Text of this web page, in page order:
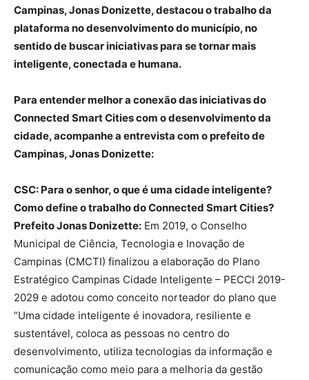
Campinas, Jonas Donizette, destacou o trabalho da
plataforma no desenvolvimento do município, no
sentido de buscar iniciativas para se tornar mais
inteligente, conectada e humana.
Para entender melhor a conexão das iniciativas do
Connected Smart Cities com o desenvolvimento da
cidade, acompanhe a entrevista com o prefeito de
Campinas, Jonas Donizette:
CSC: Para o senhor, o que é uma cidade inteligente?
Como define o trabalho do Connected Smart Cities?
Prefeito Jonas Donizette: Em 2019, o Conselho
Municipal de Ciência, Tecnologia e Inovação de
Campinas (CMCTI) finalizou a elaboração do Plano
Estratégico Campinas Cidade Inteligente – PECCI 2019-
2029 e adotou como conceito norteador do plano que
“Uma cidade inteligente é inovadora, resiliente e
sustentável, coloca as pessoas no centro do
desenvolvimento, utiliza tecnologias da informação e
comunicação como meio para a melhoria da gestão